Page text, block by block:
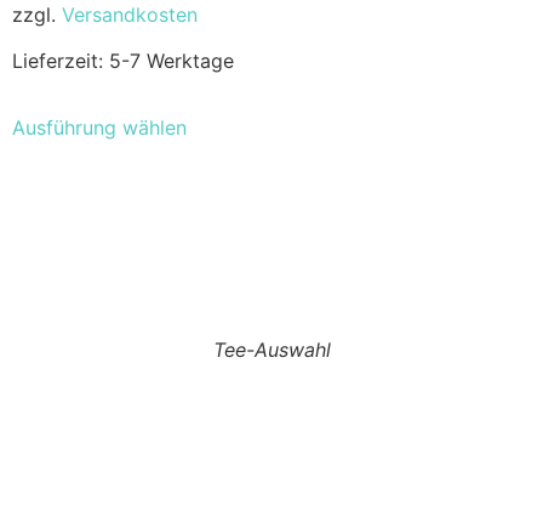
zzgl. Versandkosten
Lieferzeit: 5-7 Werktage
Ausführung wählen
Tee-Auswahl